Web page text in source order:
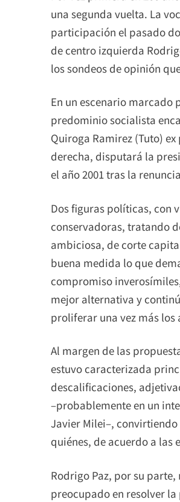
una segunda vuelta. La
participación el pasado
de centro izquierda
los sondeos de opinión
En un escenario marcado
predominio socialista
Quiroga Ramirez (Tuto)
derecha, disputará la
el año 2001 tras la
Dos figuras políticas, con
conservadoras, tratando
ambiciosa, de corte
buena medida lo que
compromiso
mejor alternativa y
proliferar una vez más los
Al margen de las
estuvo caracterizada
descalificaciones,
–probablemente en un
Javier Milei–,
quiénes, de acuerdo a las
Rodrigo Paz, por su
preocupado en resolver